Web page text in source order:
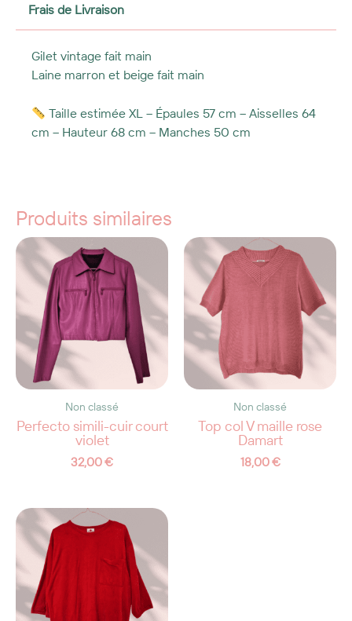
Frais de Livraison
Gilet vintage fait main
Laine marron et beige fait main
Taille estimée XL – Épaules 57 cm – Aisselles 64
cm – Hauteur 68 cm – Manches 50 cm
Produits similaires
Non classé
Perfecto simili-cuir court
violet
32,00€
Non classé
Top col V maille rose
Damart
18,00€